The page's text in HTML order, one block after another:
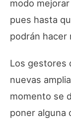
modo
pues hasta
podrán hacer
Los gestores
nuevas
momento se
poner alguna